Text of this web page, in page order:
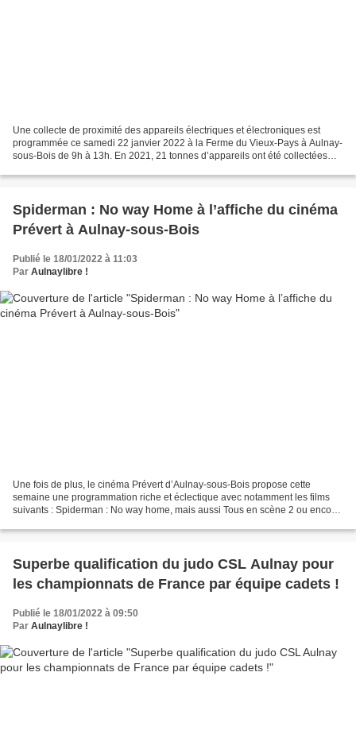
Une collecte de proximité des appareils électriques et électroniques est
programmée ce samedi 22 janvier 2022 à la Ferme du Vieux-Pays à Aulnay-
sous-Bois de 9h à 13h. En 2021, 21 tonnes d’appareils ont été collectées
Spiderman : No way Home à l’affiche du cinéma
Prévert à Aulnay-sous-Bois
Publié le 18/01/2022 à 11:03
Par Aulnaylibre !
Une fois de plus, le cinéma Prévert d’Aulnay-sous-Bois propose cette
semaine une programmation riche et éclectique avec notamment les films
suivants : Spiderman : No way home, mais aussi Tous en scène 2 ou encore
Superbe qualification du judo CSL Aulnay pour
les championnats de France par équipe cadets !
Publié le 18/01/2022 à 09:50
Par Aulnaylibre !